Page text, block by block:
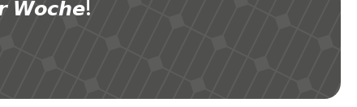
𝙒𝙤𝙘𝙝𝙚!